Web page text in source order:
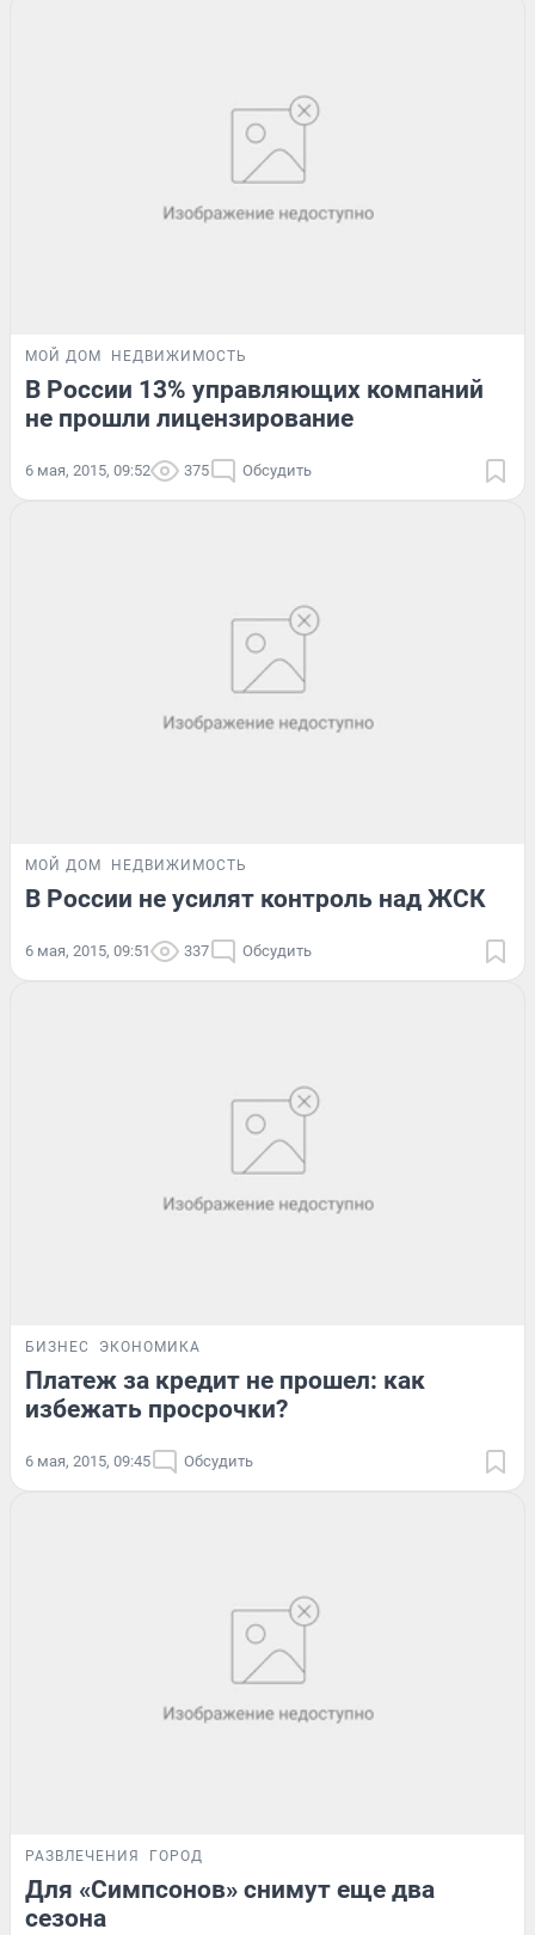
МОЙ ДОМ НЕДВИЖИМОСТЬ
В России 13% управляющих компаний
не прошли лицензирование
6 мая, 2015, 09:52 375 Обсудить
МОЙ ДОМ НЕДВИЖИМОСТЬ
В России не усилят контроль над ЖСК
6 мая, 2015, 09:51 337 Обсудить
БИЗНЕС ЭКОНОМИКА
Платеж за кредит не прошел: как
избежать просрочки?
6 мая, 2015, 09:45 Обсудить
РАЗВЛЕЧЕНИЯ ГОРОД
Для «Симпсонов» снимут еще два
сезона